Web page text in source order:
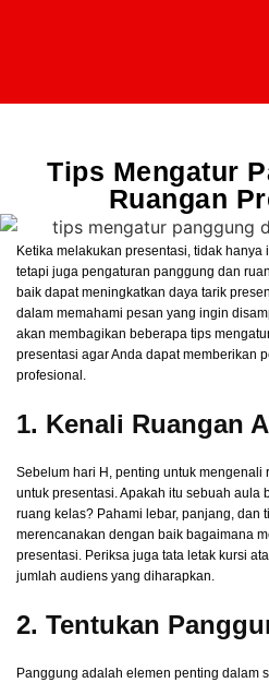
Tips Mengatur
Ruangan
Ketika melakukan presentasi, tidak
tetapi juga pengaturan panggung dan
baik dapat meningkatkan daya tarik
dalam memahami pesan yang ingin
akan membagikan beberapa tips
presentasi agar Anda dapat memberikan
profesional.
1. Kenali Ruangan
Sebelum hari H, penting untuk mengenali
untuk presentasi. Apakah itu sebuah aula
ruang kelas? Pahami lebar, panjang, dan
merencanakan dengan baik bagaimana
presentasi. Periksa juga tata letak kursi
jumlah audiens yang diharapkan.
2. Tentukan
Panggung adalah elemen penting dalam